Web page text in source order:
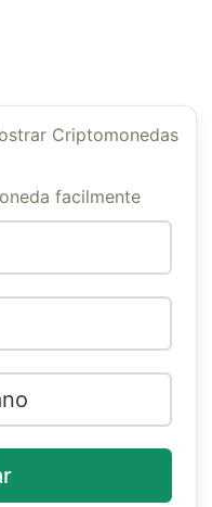
Criptomonedas
facilmente